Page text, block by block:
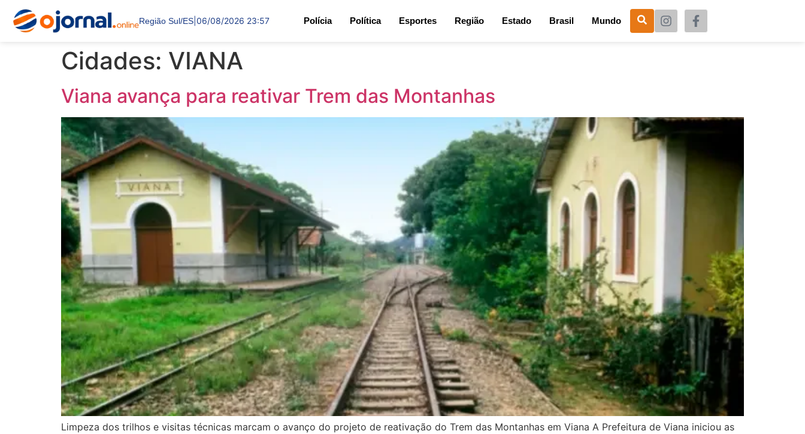
Região Sul/ES 06/08/2026 23:57 Polícia Política Esportes Região Estado Brasil Mundo
Cidades: VIANA
Viana avança para reativar Trem das Montanhas
Limpeza dos trilhos e visitas técnicas marcam o avanço do projeto de reativação do Trem das Montanhas em Viana A Prefeitura de Viana iniciou as